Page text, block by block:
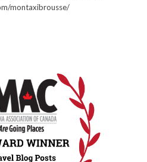
montaxibrousse/